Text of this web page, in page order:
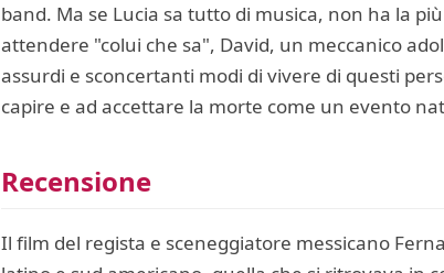
band. Ma se Lucia sa tutto di musica, non ha la
attendere "colui che sa", David, un meccanico
assurdi e sconcertanti modi di vivere di questi
capire e ad accettare la morte come un evento
Recensione
Il film del regista e sceneggiatore messicano